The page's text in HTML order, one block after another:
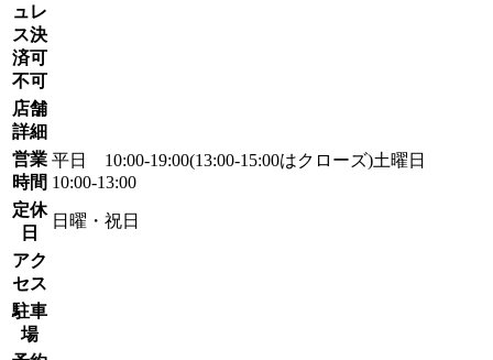
ュレ
ス決
済可
不可
店舗
詳細
営業
時間
平日 10:00-19:00(13:00-15:00はクローズ)土曜日
10:00-13:00
定休
日
日曜・祝日
アク
セス
駐車
場